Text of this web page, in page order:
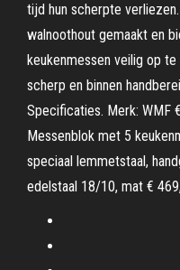
tijd hun scherpte
walnoothout gemaakt en
keukenmessen veilig op
scherp en binnen
Specificaties. Merk: WMF
Messenblok met 5
speciaal lemmetstaal,
edelstaal 18/10, mat €